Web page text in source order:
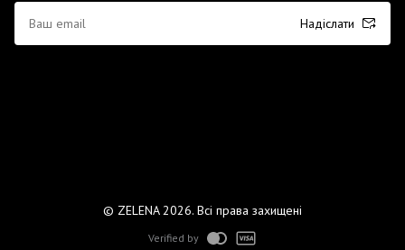
Надіслати
© ZELENA 2026. Всі права захищені
Verified by